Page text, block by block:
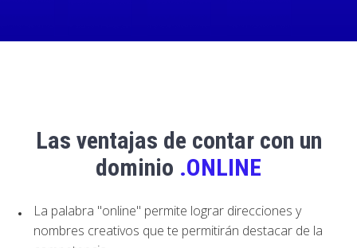
Las ventajas de contar con un
dominio .ONLINE
La palabra "online" permite lograr direcciones y
nombres creativos que te permitirán destacar de la